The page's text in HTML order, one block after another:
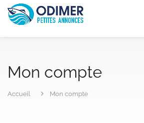
Mon compte
Accueil Mon compte